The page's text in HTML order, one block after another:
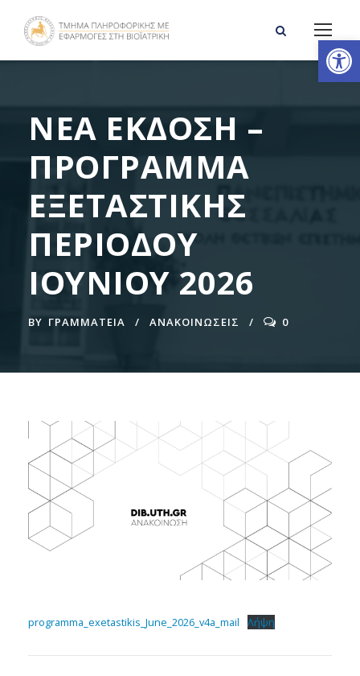
Ανοίξτε τη γραμμή εργαλείων
ΝΕΑ ΕΚΔΟΣΗ –
ΠΡΟΓΡΑΜΜΑ
ΕΞΕΤΑΣΤΙΚΗΣ
ΠΕΡΙΟΔΟΥ
ΙΟΥΝΙΟΥ 2026
BY ΓΡΑΜΜΑΤΕΊΑ ΑΝΑΚΟΙΝΩΣΕΙΣ 0
programma_exetastikis_June_2026_v4a_mail Λήψη